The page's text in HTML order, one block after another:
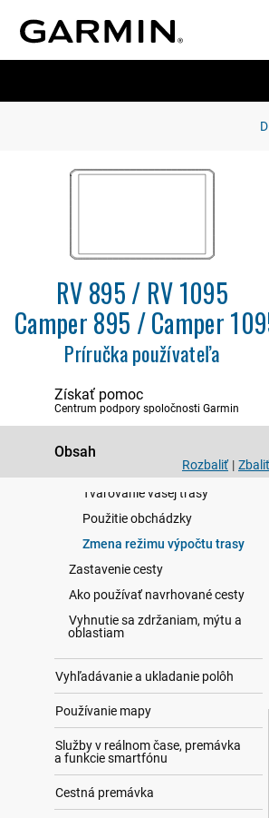
RV 895 / RV 1095
Camper 895 / Camper
Príručka používateľa
Získať pomoc
Centrum podpory spoločnosti Garmin
Obsah
Rozbaliť | Zbaliť
Začíname
a upozornenie vodiča
Navigovanie do cieľa
Cesty
Spustenie cesty
Trasa na mape
Príchod do cieľa
Zmena aktívnej cesty
Pridanie polohy do vašej trasy
Tvarovanie vašej trasy
Použitie obchádzky
Zmena režimu výpočtu trasy
Zastavenie cesty
Ako používať navrhované cesty
Vyhnutie sa zdržaniam, mýtu a
oblastiam
Vyhľadávanie a ukladanie polôh
Používanie mapy
Služby v reálnom čase, premávka
a funkcie smartfónu
Cestná premávka